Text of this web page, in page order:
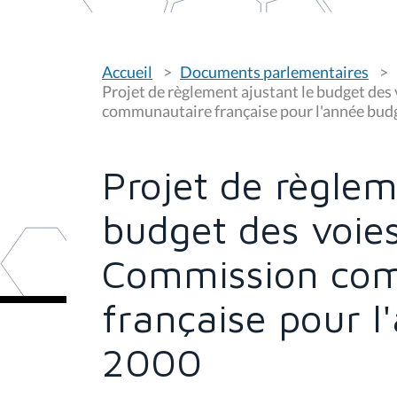
o
u
s
ê
:
Accueil
Documents parlementaires
Projet de règlement ajustant le budget
communautaire française pour l'année
Projet de
budget des
Commission
française pour
2000